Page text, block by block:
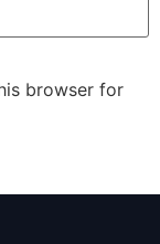
browser for